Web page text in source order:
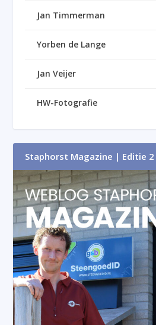
Jan Timmerman
Yorben de Lange
Jan Veijer
HW-Fotografie
Staphorst Magazine | Editie 2